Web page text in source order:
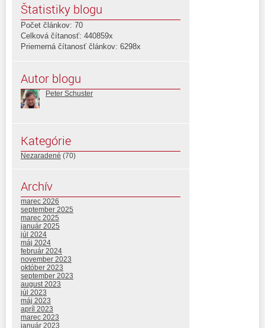
Štatistiky blogu
Počet článkov: 70
Celková čítanosť: 440859x
Priemerná čítanosť článkov: 6298x
Autor blogu
Peter Schuster
Kategórie
Nezaradené (70)
Archív
marec 2026
september 2025
marec 2025
január 2025
júl 2024
máj 2024
február 2024
november 2023
október 2023
september 2023
august 2023
júl 2023
máj 2023
apríl 2023
marec 2023
január 2023